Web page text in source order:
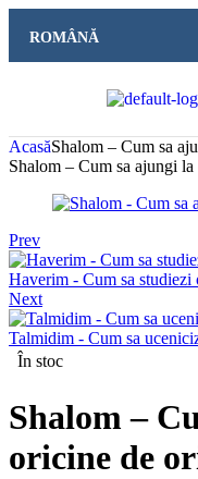
ROMÂNĂ
AcasăShalom – Cum sa
Shalom – Cum sa ajungi
Prev
Haverim - Cum sa studiezi
Next
Talmidim - Cum sa
În stoc
Shalom –
oricine de